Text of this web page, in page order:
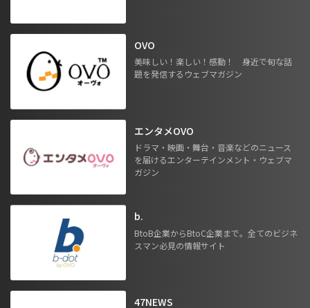
OVO
美味しい！楽しい！感動！ 身近で旬な話
題を発信するウェブマガジン
エンタメOVO
ドラマ・映画・舞台・音楽などのニュース
を届けるエンターテインメント・ウェブマ
ガジン
b.
BtoB企業からBtoC企業まで。全てのビジネ
スマン必見の情報サイト
47NEWS